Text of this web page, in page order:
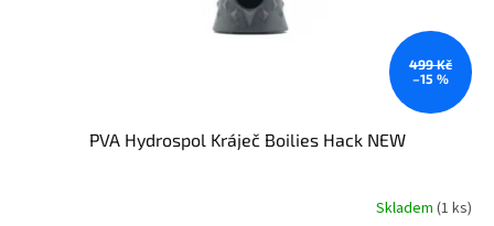
499 Kč
–15 %
PVA Hydrospol Kráječ Boilies Hack NEW
Skladem (1 ks)